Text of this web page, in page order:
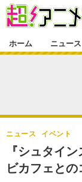
ゲーム・ア
グッズ
特集一
ラキり
連載マンガ
連載マンガ
番組・動画
番組・動画
連載・ブログ
ホーム ニュース
『シュタイ
ビカフェとの
ニュース イベント